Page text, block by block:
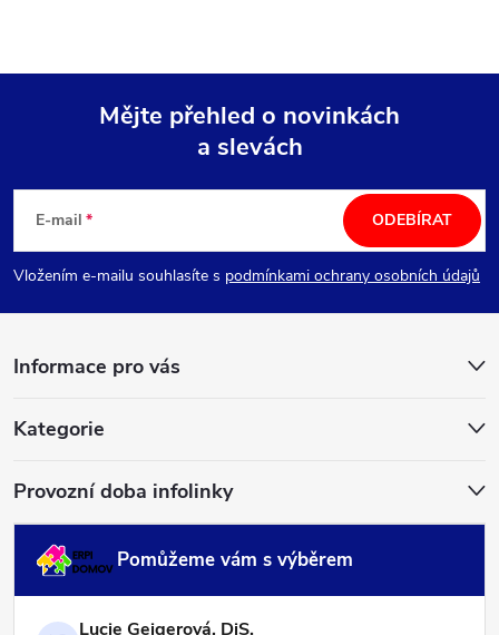
p
Mějte přehled o novinkách
a slevách
E-mail
Vložením e-mailu souhlasíte s podmínkami ochrany osobních údajů
ODEBÍRAT
Informace pro vás
Kategorie
Provozní doba infolinky
Pomůžeme vám s výběrem
Lucie Geigerová, DiS.